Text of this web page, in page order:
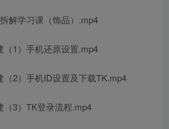
解学习课（饰品）.mp4
（1）手机还原设置.mp4
（2）手机ID设置及下载TK.mp4
（3）TK登录流程.mp4